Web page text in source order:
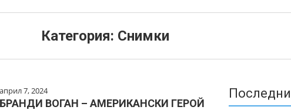
Категория: Снимки
април 7, 2024
БРАНДИ ВОГАН – АМЕРИКАНСКИ ГЕРОЙ
Последни